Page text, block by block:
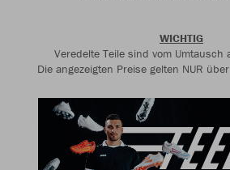
WICHTIG
Veredelte Teile sind vom Umtausch
Die angezeigten Preise gelten NUR